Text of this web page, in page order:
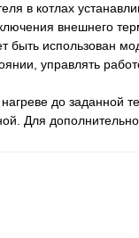
в котлах
внешнего
быть использован
управлять
до заданной
Для